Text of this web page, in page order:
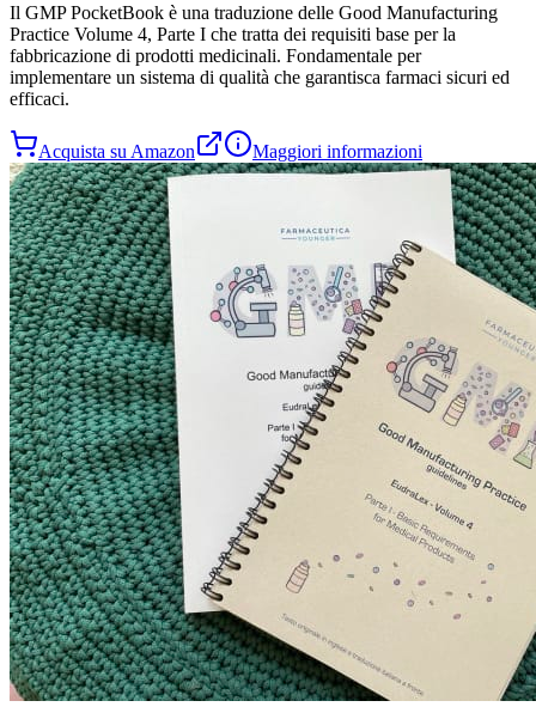
Il GMP PocketBook è una traduzione delle Good Manufacturing
Practice Volume 4, Parte I che tratta dei requisiti base per la
fabbricazione di prodotti medicinali. Fondamentale per
implementare un sistema di qualità che garantisca farmaci sicuri ed
efficaci.
Acquista su Amazon Maggiori informazioni